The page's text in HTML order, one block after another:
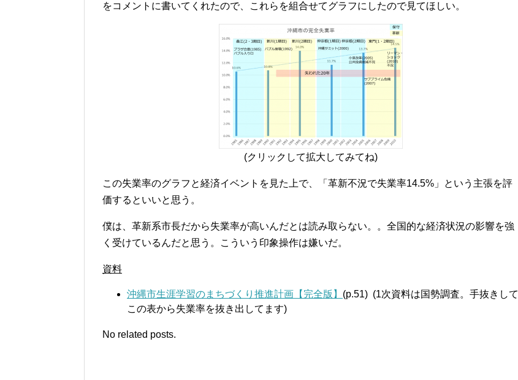
をコメントに書いてくれたので、これらを組合せてグラフにしたので見てほしい。
(クリックして拡大してみてね)
この失業率のグラフと経済イベントを見た上で、「革新不況で失業率14.5%」という主張を評
価するといいと思う。
僕は、革新系市長だから失業率が高いんだとは読み取らない。。全国的な経済状況の影響を強
く受けているんだと思う。こういう印象操作は嫌いだ。
資料
沖縄市生涯学習のまちづくり推進計画【完全版】 (p.51) (1次資料は国勢調査。手抜きして
この表から失業率を抜き出してます)
No related posts.